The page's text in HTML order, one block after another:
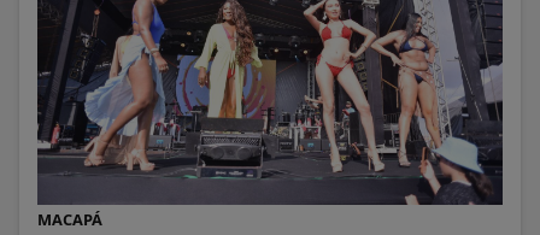
MACAPÁ